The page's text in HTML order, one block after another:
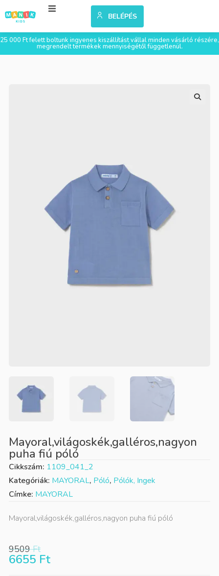
BELÉPÉS
25 000 Ft felett boltunk ingyenes kiszállítást vállal minden vásárló részére,
megrendelt termékek mennyiségétől függetlenül.
Mayoral,világoskék,galléros,nagyon
puha fiú póló
Cikkszám: 1109_041_2
Kategóriák: MAYORAL, Póló, Pólók, Ingek
Címke: MAYORAL
Mayoral,világoskék,galléros,nagyon puha fiú póló
9509Ft
6655 Ft